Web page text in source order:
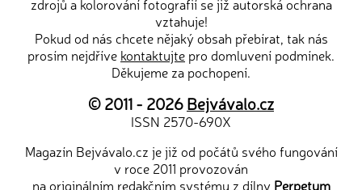
zdrojů a kolorování fotografií se již autorská ochrana
vztahuje!
Pokud od nás chcete nějaký obsah přebírat, tak nás
prosím nejdříve kontaktujte pro domluvení podmínek.
Děkujeme za pochopení.
© 2011 - 2026Bejvávalo.cz
ISSN 2570-690X
Magazín Bejvávalo.cz je již od počátů svého fungování
v roce 2011 provozován
na originálním redakčním systému z dílny Perpetum